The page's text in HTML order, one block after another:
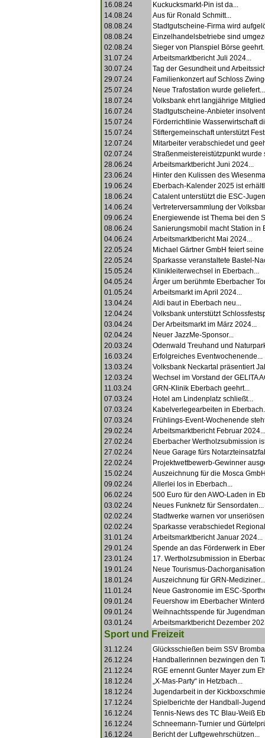
16.08.24
Kuckucksmarkt-Pin ist da...
14.08.24
Aus für Ronald Schmitt...
08.08.24
Stadtgutscheine-Firma wird
08.08.24
Einzelhandelsbetriebe sind
02.08.24
Sieger von Planspiel Börse
31.07.24
Arbeitsmarktbericht Juli 2024...
30.07.24
Tag der Gesundheit und
29.07.24
Familienkonzert auf Schloss
25.07.24
Neue Trafostation wurde geliefert...
18.07.24
Volksbank ehrt langjährige
16.07.24
Stadtgutscheine-Anbieter
15.07.24
Förderrichtlinie Wasserwirtschaft
15.07.24
Stiftergemeinschaft unterstützt
12.07.24
Mitarbeiter verabschiedet und
02.07.24
Straßenmeistereistützpunkt wurde
28.06.24
Arbeitsmarktbericht Juni 2024...
23.06.24
Hinter den Kulissen des
19.06.24
Eberbach-Kalender 2025 ist
18.06.24
Catalent unterstützt die ESC-
14.06.24
Vertreterversammlung der
09.06.24
Energiewende ist Thema bei den
08.06.24
Sanierungsmobil macht Station in
04.06.24
Arbeitsmarktbericht Mai 2024...
22.05.24
Michael Gärtner GmbH feiert
22.05.24
Sparkasse veranstaltete Bastel-
15.05.24
Klinikleiterwechsel in Eberbach...
04.05.24
Ärger um berühmte Eberbacher
01.05.24
Arbeitsmarkt im April 2024...
13.04.24
Aldi baut in Eberbach neu...
12.04.24
Volksbank unterstützt
03.04.24
Der Arbeitsmarkt im März 2024...
02.04.24
Neuer JazzMe-Sponsor...
20.03.24
Odenwald Treuhand und
16.03.24
Erfolgreiches Eventwochenende...
13.03.24
Volksbank Neckartal präsentiert
12.03.24
Wechsel im Vorstand der GELITA
11.03.24
GRN-Klinik Eberbach geehrt...
07.03.24
Hotel am Lindenplatz schließt...
07.03.24
Kabelverlegearbeiten in
07.03.24
Frühlings-Event-Wochenende
29.02.24
Arbeitsmarktbericht Februar 2024...
27.02.24
Eberbacher Wertholzsubmission
27.02.24
Neue Garage fürs
22.02.24
Projektwettbewerb-Gewinner
15.02.24
Auszeichnung für die Mosca
09.02.24
Allerlei los in Eberbach...
06.02.24
500 Euro für den AWO-Laden in
03.02.24
Neues Funknetz für Sensordaten...
02.02.24
Stadtwerke warnen vor
02.02.24
Sparkasse verabschiedet
31.01.24
Arbeitsmarktbericht Januar 2024...
29.01.24
Spende an das Förderwerk in
23.01.24
17. Wertholzsubmission in
19.01.24
Neue Tourismus-
18.01.24
Auszeichnung für GRN-Mediziner...
11.01.24
Neue Gastronomie im ESC-
09.01.24
Feuershow im Eberbacher
09.01.24
Weihnachtsspende für
03.01.24
Arbeitsmarktbericht Dezember
Sport und Freizeit
31.12.24
Glücksschießen beim SSV
26.12.24
Handballerinnen bezwingen den
21.12.24
RGE ernennt Gunter Mayer zum
18.12.24
„X-Mas-Party“ in Hetzbach...
18.12.24
Jugendarbeit in der
17.12.24
Spielberichte der Handball-
16.12.24
Tennis-News des TC Blau-Weiß
16.12.24
Schneemann-Turnier und
16.12.24
Bericht der Luftgewehrschützen...